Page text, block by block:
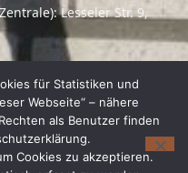
Lesseler Str. 9,
Straße 21 49377
für Statistiken und
Webseite“ – nähere
als Benutzer finden
Cookies zu akzeptieren.